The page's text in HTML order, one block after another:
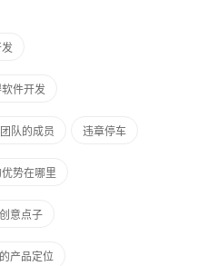
件开发
队的成员 违章停车
势在哪里
意点子
产品定位